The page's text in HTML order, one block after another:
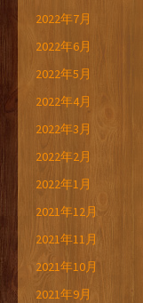
2022年7月
2022年6月
2022年5月
2022年4月
2022年3月
2022年2月
2022年1月
2021年12月
2021年11月
2021年10月
2021年9月